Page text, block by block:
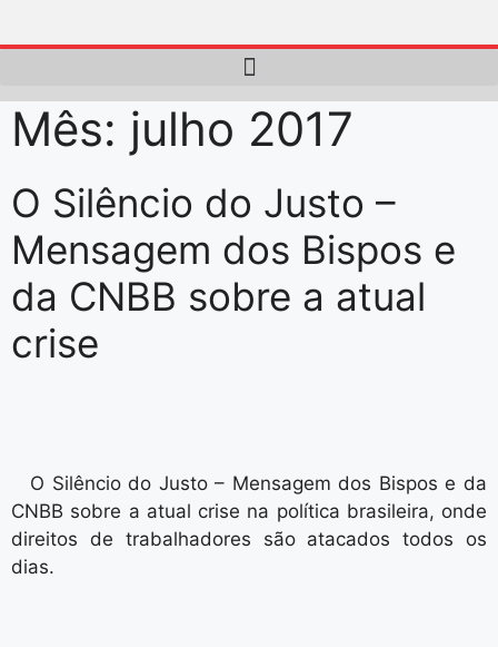
Mês: julho 2017
O Silêncio do Justo –
Mensagem dos Bispos e
da CNBB sobre a atual
crise
O Silêncio do Justo – Mensagem dos Bispos e da
CNBB sobre a atual crise na política brasileira, onde
direitos de trabalhadores são atacados todos os
dias.